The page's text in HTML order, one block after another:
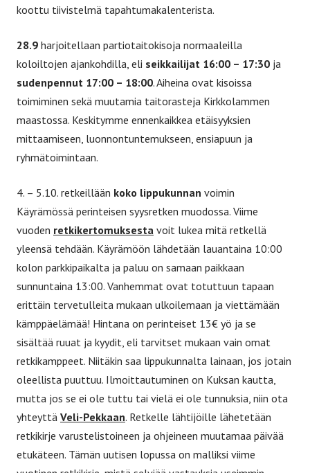
koottu tiivistelmä tapahtumakalenterista.
28.9 harjoitellaan partiotaitokisoja normaaleilla
koloiltojen ajankohdilla, eli seikkailijat 16:00 – 17:30 ja
sudenpennut 17:00 – 18:00. Aiheina ovat kisoissa
toimiminen sekä muutamia taitorasteja Kirkkolammen
maastossa. Keskitymme ennenkaikkea etäisyyksien
mittaamiseen, luonnontuntemukseen, ensiapuun ja
ryhmätoimintaan.
4. – 5.10. retkeillään koko lippukunnan voimin
Käyrämössä perinteisen syysretken muodossa. Viime
vuoden retkikertomuksesta voit lukea mitä retkellä
yleensä tehdään. Käyrämöön lähdetään lauantaina 10:00
kolon parkkipaikalta ja paluu on samaan paikkaan
sunnuntaina 13:00. Vanhemmat ovat totuttuun tapaan
erittäin tervetulleita mukaan ulkoilemaan ja viettämään
kämppäelämää! Hintana on perinteiset 13€ yö ja se
sisältää ruuat ja kyydit, eli tarvitset mukaan vain omat
retkikamppeet. Niitäkin saa lippukunnalta lainaan, jos jotain
oleellista puuttuu. Ilmoittautuminen on Kuksan kautta,
mutta jos se ei ole tuttu tai vielä ei ole tunnuksia, niin ota
yhteyttä Veli-Pekkaan. Retkelle lähtijöille lähetetään
retkikirje varustelistoineen ja ohjeineen muutamaa päivää
etukäteen. Tämän uutisen lopussa on malliksi viime